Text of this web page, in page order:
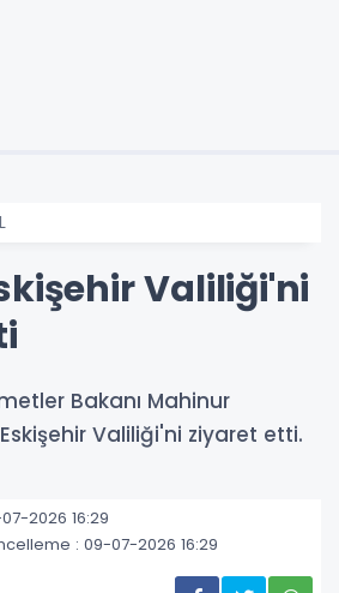
Valiliği'ni
Bakanı Mahinur
Valiliği'ni ziyaret etti.
2026 16:29
: 09-07-2026 16:29